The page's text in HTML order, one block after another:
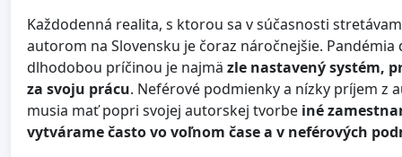
Každodenná realita, s ktorou sa v súčasnosti
autorom na Slovensku je čoraz náročnejšie.
dlhodobou príčinou je najmä zle nastavený systém,
za svoju prácu. Neférové podmienky a nízky príjem z
musia mať popri svojej autorskej tvorbe iné
vytvárame často vo voľnom čase a v neférových